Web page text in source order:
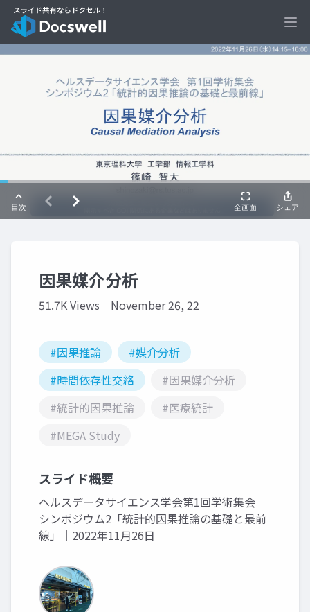
因果媒介分析
51.7K Views November 26, 22
#因果推論
#媒介分析
#時間依存性交絡
#因果媒介分析
#統計的因果推論
#医療統計
#MEGA Study
スライド概要
ヘルスデータサイエンス学会第1回学術集会
シンポジウム2「統計的因果推論の基礎と最前
線」｜2022年11月26日